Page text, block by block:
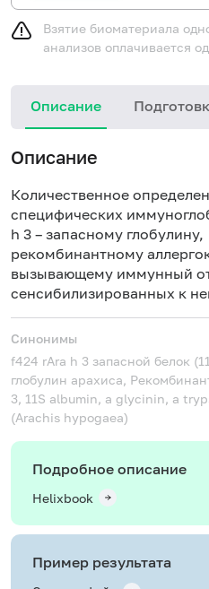
Взятие биоматериала
анализов оплачивается
Описание
Описание
Количественное
специфических
h 3 – запасному глобулину,
рекомбинантному
вызывающему иммунный
сенсибилизированных к
Синонимы
f424 rAra h 3 запасной белок
глобулин арахиса,
3, 11S albumin, a glycinin, a
(Arachis hypogaea)
Подробное описание
Helixbook
Пример результата